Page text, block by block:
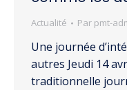
Actualité Par pmt-
Une journée
autres Jeudi 14
traditionnelle